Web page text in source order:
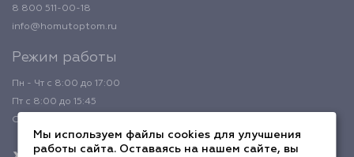
8 800 511-00-18
info@homutoptom.ru
Режим работы
Пн - Чт с 8:00 до 17:00
Пт с 8:00 до 15:45
Обед с 12:00 до 12:45
Мы используем файлы cookies для улучшения
работы сайта. Оставаясь на нашем сайте, вы